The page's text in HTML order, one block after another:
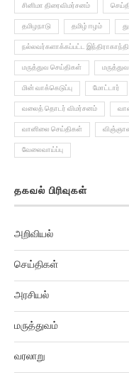
சினிமா திரைவிமர்சனம்
தமிழநாடு தமிழ் ஈழம்
நல்லவர்களாக்கப்பட்ட
மருத்துவ செய்திகள்
மின் வாக்கெடுப்பு மோட்டார்
வலைத் தொடர் விமர்சனம்
வானிலை செய்திகள்
வேலைவாய்ப்பு
தகவல் பிரிவுகள்
அறிவியல்
செய்திகள்
அரசியல்
மருத்துவம்
வரலாறு